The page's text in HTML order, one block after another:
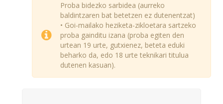
Proba bidezko sarbidea (aurreko
baldintzaren bat betetzen ez dutenentzat)
• Goi-mailako heziketa-zikloetara sartzeko
proba gainditu izana (proba egiten den
urtean 19 urte, gutxienez, beteta eduki
beharko da, edo 18 urte teknikari titulua
dutenen kasuan).